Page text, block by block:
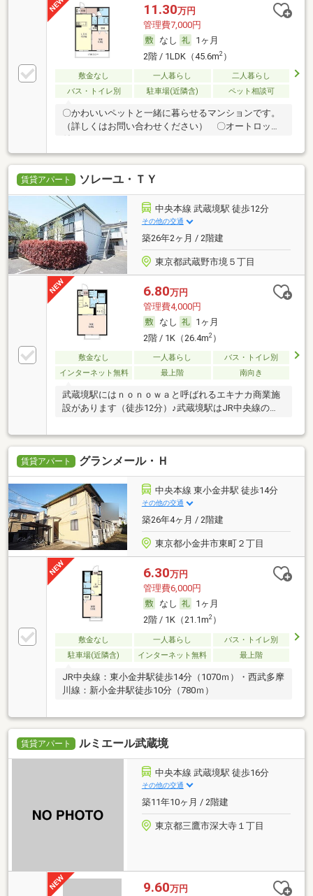
11.30万円
管理費7,000円
なし
1ヶ月
2階 / 1LDK（45.6m2）
敷金なし 一人暮らし
二人暮らし
バス・トイレ別
駐車場(近隣含) ペット相談可
〇かわいいペットと一緒に暮らせるマンションです。
（詳しくはお問い合わせください） 〇オートロック
賃貸アパート ソレーユ・ＴＹ
中央本線 武蔵境駅 徒歩12分
その他の交通
築26年2ヶ月 / 2階建
東京都武蔵野市境５丁目
6.80万円
管理費4,000円
なし
1ヶ月
2階 / 1K（26.4m2）
敷金なし 一人暮らし
バス・トイレ別
インターネット無料
最上階 南向き
武蔵境駅にはｎｏｎｏｗａと呼ばれるエキナカ商業施
設があります（徒歩12分）♪武蔵境駅はJR中央線の…
賃貸アパート グランメール・Ｈ
中央本線 東小金井駅 徒歩14分
その他の交通
築26年4ヶ月 / 2階建
東京都小金井市東町２丁目
6.30万円
管理費6,000円
なし
1ヶ月
2階 / 1K（21.1m2）
敷金なし 一人暮らし
バス・トイレ別
駐車場(近隣含)
インターネット無料 最上階
JR中央線：東小金井駅徒歩14分（1070ｍ）・西武多摩
川線：新小金井駅徒歩10分（780ｍ）
賃貸アパート ルミエール武蔵境
中央本線 武蔵境駅 徒歩16分
その他の交通
築11年10ヶ月 / 2階建
東京都三鷹市深大寺１丁目
9.60万円